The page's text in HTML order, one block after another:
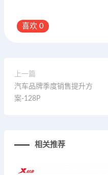
喜欢 0
上一篇
汽车品牌季度销售提升方
案-128P
相关推荐